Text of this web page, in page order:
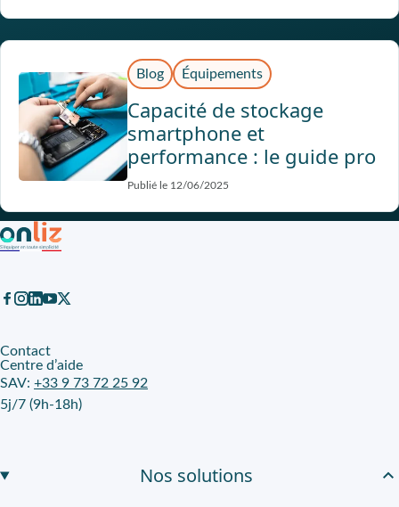
Blog Équipements
Capacité de stockage
smartphone et
performance : le guide pro
Publié le 12/06/2025
Contact
Centre d’aide
SAV: +33 9 73 72 25 92
5j/7 (9h-18h)
Nos solutions